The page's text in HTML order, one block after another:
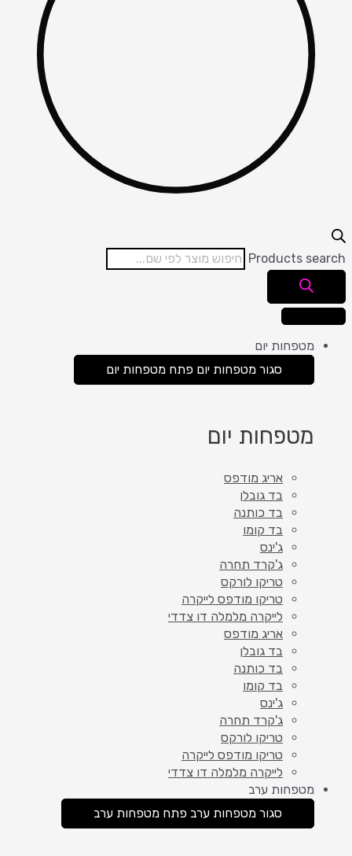
Products search
מטפחות יום
סגור מטפחות יום פתח מטפחות יום
מטפחות יום
אריג מודפס
בד גובלן
בד כותנה
בד קומו
ג'ינס
ג'קרד תחרה
טריקו לורקס
טריקו מודפס לייקרה
לייקרה מלמלה דו צדדי
אריג מודפס
בד גובלן
בד כותנה
בד קומו
ג'ינס
ג'קרד תחרה
טריקו לורקס
טריקו מודפס לייקרה
לייקרה מלמלה דו צדדי
מטפחות ערב
סגור מטפחות ערב פתח מטפחות ערב